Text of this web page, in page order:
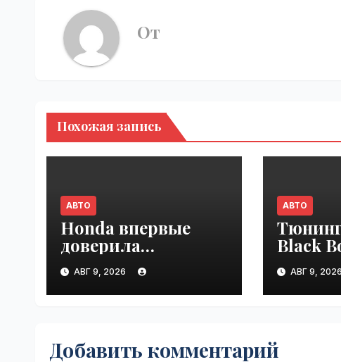
От
Похожая запись
АВТО
Honda впервые
доверила
разработку
платформы
индийской
VseTime.ru
АВГ 9, 2026
АВТО
Black
Land
АВГ 9, 2026
Добавить комментарий